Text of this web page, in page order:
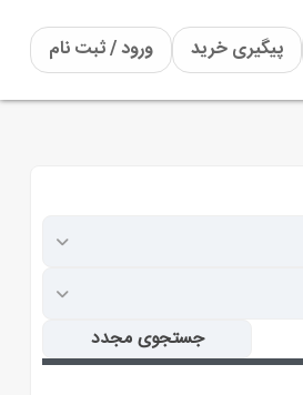
پیگیری خرید ورود / ثبت نام
جستجوی مجدد